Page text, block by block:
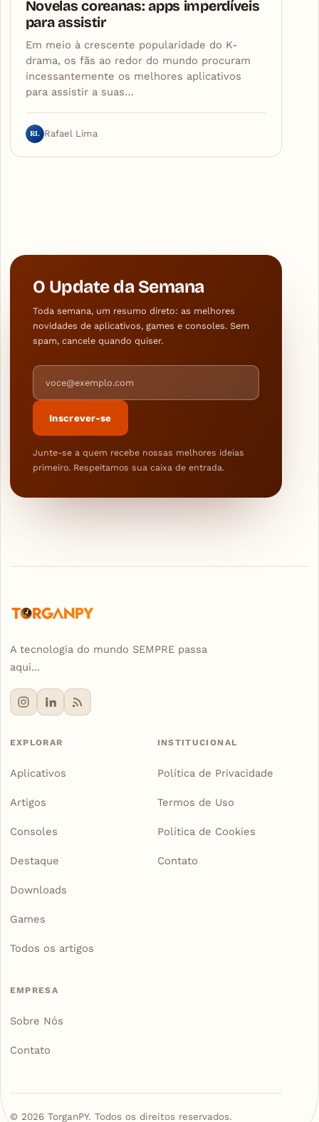
Novelas coreanas: apps imperdíveis
para assistir
Em meio à crescente popularidade do K-
drama, os fãs ao redor do mundo procuram
incessantemente os melhores aplicativos
para assistir a suas…
RL Rafael Lima
O Update da Semana
Toda semana, um resumo direto: as melhores
novidades de aplicativos, games e consoles. Sem
spam, cancele quando quiser.
Endereço de e-mail
Inscrever-se
Junte-se a quem recebe nossas melhores ideias
primeiro. Respeitamos sua caixa de entrada.
A tecnologia do mundo SEMPRE passa
aqui...
EXPLORAR
Aplicativos
Artigos
Consoles
Destaque
Downloads
Games
Todos os artigos
INSTITUCIONAL
Política de Privacidade
Termos de Uso
Política de Cookies
Contato
EMPRESA
Sobre Nós
Contato
© 2026TorganPY. Todos os direitos reservados.